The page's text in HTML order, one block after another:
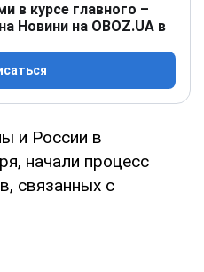
в курсе главного –
Новини на OBOZ.UA в
и России в
начали процесс
связанных с